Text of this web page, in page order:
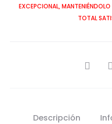
EXCEPCIONAL,
TOTAL
SHARE
Descripción